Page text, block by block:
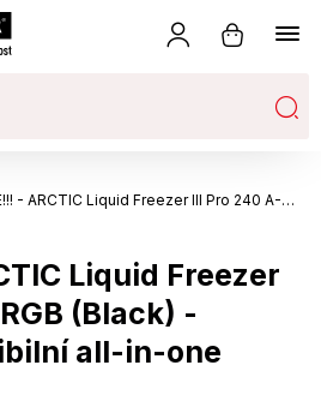
AKCE!!! - ARCTIC Liquid Freezer III Pro 240 A-RGB (Black) - Multikompatibilní all-in-one vodní chlad
Liquid Freezer
(Black) -
all-in-one